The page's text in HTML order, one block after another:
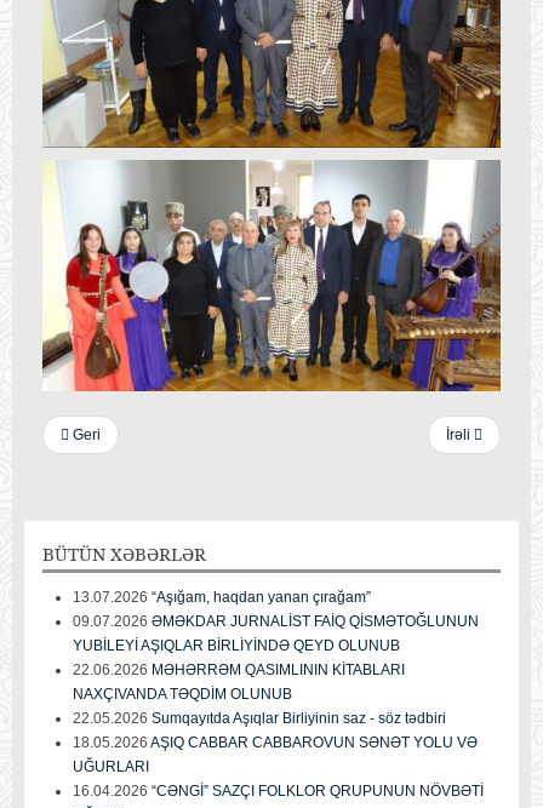
Geri İrəli
BÜTÜN XƏBƏRLƏR
13.07.2026 “Aşığam, haqdan yanan çırağam”
09.07.2026 ƏMƏKDAR JURNALİST FAİQ QİSMƏTOĞLUNUN
YUBİLEYİ AŞIQLAR BİRLİYİNDƏ QEYD OLUNUB
22.06.2026 MƏHƏRRƏM QASIMLININ KİTABLARI
NAXÇIVANDA TƏQDİM OLUNUB
22.05.2026 Sumqayıtda Aşıqlar Birliyinin saz - söz tədbiri
18.05.2026 AŞIQ CABBAR CABBAROVUN SƏNƏT YOLU VƏ
UĞURLARI
16.04.2026 “CƏNGİ” SAZÇI FOLKLOR QRUPUNUN NÖVBƏTİ